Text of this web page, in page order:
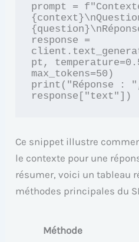
prompt =
response =
pt,
max_tokens=50)
print("Réponse :
Ce snippet illustre
le contexte pour une
résumer, voici un tableau
méthodes principales du
Méthode